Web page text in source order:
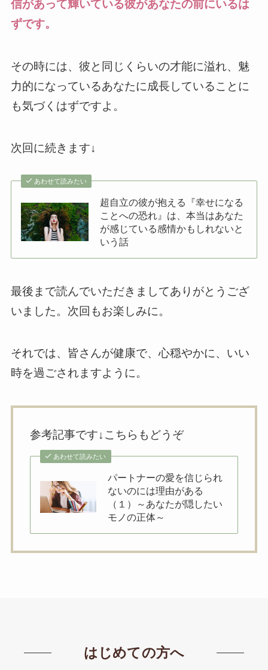
信があって輝いている彼があなたの前にいるは
ずです。
その時には、彼と同じくらいの才能に溢れ、魅
力的になっているあなたに成長していることに
も気づくはずですよ。
次回に続きます↓
あわせて読みたい
超自立の彼が抱える『幸せになる
ことへの恐れ』は、本当はあなた
が感じている感情かもしれないと
いう話
最後まで読んでいただきましてありがとうござ
いました。次回もお楽しみに。
それでは、皆さんが健康で、心穏やかに、いい
時を過ごされますように。
参考記事です↓こちらもどうぞ
あわせて読みたい
パートナーの愛を信じられ
ないのには理由がある
（１）～あなたが隠したい
モノの正体～
はじめての方へ